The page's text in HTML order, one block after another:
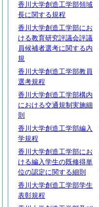
香川大学創造工学部領域
長に関する規程
香川大学創造工学部にお
ける教育研究評議会評議
員候補者選考に関する内
規
香川大学創造工学部教員
選考規程
香川大学創造工学部構内
における交通規制実施細
則
香川大学創造工学部編入
学規程
香川大学創造工学部にお
ける編入学生の既修得単
位の認定に関する細則
香川大学創造工学部学生
表彰規程